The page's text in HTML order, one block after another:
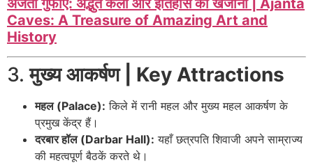
अजंता गुफाएं: अद्भुत कला और इतिहास का खजाना | Ajanta
Caves: A Treasure of Amazing Art and
History
3.मुख्य आकर्षण | Key Attractions
महल (Palace): किले में रानी महल और मुख्य महल आकर्षण के
प्रमुख केंद्र हैं।
दरबार हॉल (Darbar Hall): यहाँ छत्रपति शिवाजी अपने साम्राज्य
की महत्वपूर्ण बैठकें करते थे।